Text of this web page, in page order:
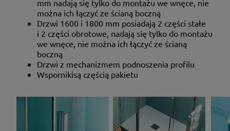
mm nadają się tylko do montażu we wnęce, nie
można ich łączyć ze ścianą boczną
Drzwi 1600 i 1800 mm posiadają 2 części stałe
i 2 części obrotowe, nadają się tylko do montażu
we wnęce, nie można ich łączyć ze ścianą
boczną
Drzwi z mechanizmem podnoszenia profilu
Wspornikisą częścią pakietu